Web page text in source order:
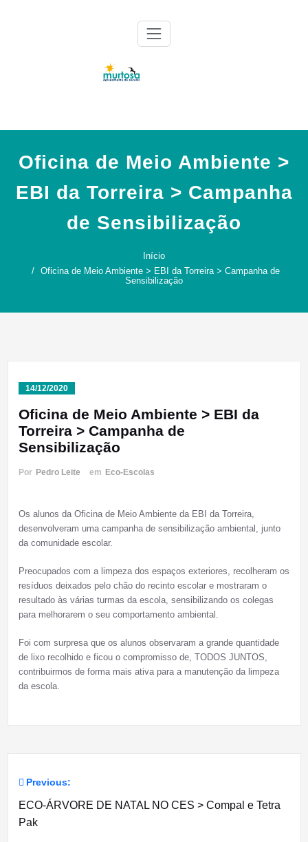
Oficina de Meio Ambiente >
EBI da Torreira > Campanha
de Sensibilização
Início
Oficina de Meio Ambiente > EBI da Torreira > Campanha de
Sensibilização
14/12/2020
Oficina de Meio Ambiente > EBI da
Torreira > Campanha de
Sensibilização
Por Pedro Leite em Eco-Escolas
Os alunos da Oficina de Meio Ambiente da EBI da Torreira,
desenvolveram uma campanha de sensibilização ambiental, junto
da comunidade escolar.
Preocupados com a limpeza dos espaços exteriores, recolheram os
resíduos deixados pelo chão do recinto escolar e mostraram o
resultado às várias turmas da escola, sensibilizando os colegas
para melhorarem o seu comportamento ambiental.
Foi com surpresa que os alunos observaram a grande quantidade
de lixo recolhido e ficou o compromisso de, TODOS JUNTOS,
contribuirmos de forma mais ativa para a manutenção da limpeza
da escola.
Navegação
de
Previous:
ECO-ÁRVORE DE NATAL NO CES > Compal e Tetra
Pak